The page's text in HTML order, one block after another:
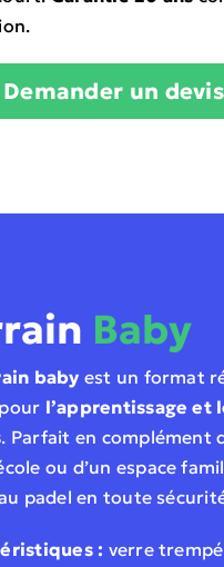
Demander un devis
Baby
baby est un format
l’apprentissage et
. Parfait en complément
ou d’un espace
padel en toute
: verre